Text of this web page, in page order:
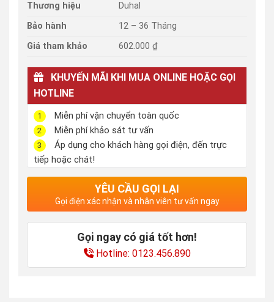
Thương hiệu
Duhal
Bảo hành
12 – 36 Tháng
Giá tham khảo
602.000 ₫
KHUYẾN MÃI KHI MUA ONLINE HOẶC GỌI
HOTLINE
1 Miễn phí vận chuyển toàn quốc
2 Miễn phí khảo sát tư vấn
3
Áp dụng cho khách hàng gọi điện, đến trực
tiếp hoặc chát!
YÊU CẦU GỌI LẠI
Gọi điện xác nhận và nhân viên tư vấn ngay
Gọi ngay có giá tốt hơn!
Hotline: 0123.456.890